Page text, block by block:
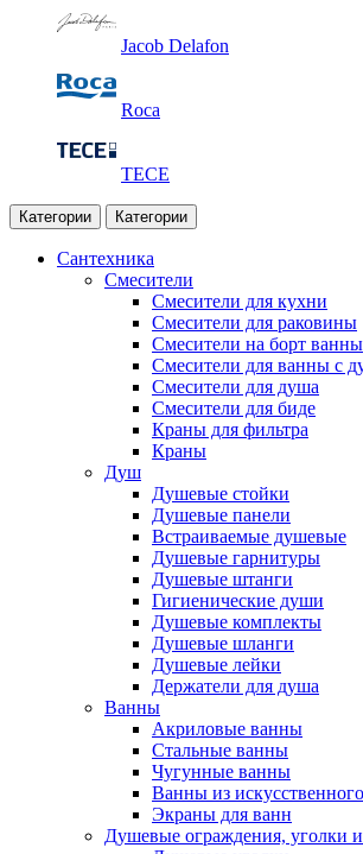
Jacob Delafon
Roca
TECE
Категории Категории
Сантехника
Смесители
Смесители для кухни
Смесители для раковины
Смесители на борт ванны
Смесители для ванны с
Смесители для душа
Смесители для биде
Краны для фильтра
Краны
Душ
Душевые стойки
Душевые панели
Встраиваемые душевые
Душевые гарнитуры
Душевые штанги
Гигиенические души
Душевые комплекты
Душевые шланги
Душевые лейки
Держатели для душа
Ванны
Акриловые ванны
Стальные ванны
Чугунные ванны
Ванны из
Экраны для ванн
Душевые ограждения, уголки